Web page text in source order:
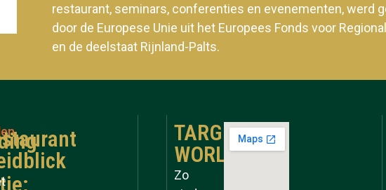
restaurant, seminars, conferenties en evenementen, werd
door de Europese Unie uit het Europees Fonds voor
en de deelstaat Rijnland-Palts.
TARGET
WORLD
Zo